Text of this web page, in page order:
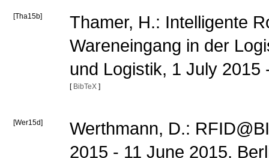
[Tha15b]
Thamer, H.: Intelligente
Wareneingang in der
und Logistik, 1 July
[ BibTeX ]
[Wer15d]
Werthmann, D.:
2015 - 11 June 2015,